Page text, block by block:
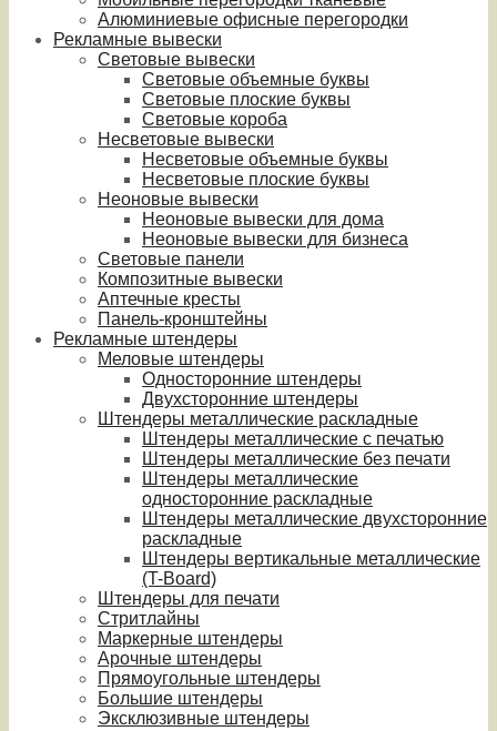
Алюминиевые офисные перегородки
Рекламные вывески
Световые вывески
Световые объемные буквы
Световые плоские буквы
Световые короба
Несветовые вывески
Несветовые объемные буквы
Несветовые плоские буквы
Неоновые вывески
Неоновые вывески для дома
Неоновые вывески для бизнеса
Световые панели
Композитные вывески
Аптечные кресты
Панель-кронштейны
Рекламные штендеры
Меловые штендеры
Односторонние штендеры
Двухсторонние штендеры
Штендеры металлические раскладные
Штендеры металлические с печатью
Штендеры металлические без печати
Штендеры металлические
односторонние раскладные
Штендеры металлические двухсторонние
раскладные
Штендеры вертикальные металлические
(T-Board)
Штендеры для печати
Стритлайны
Маркерные штендеры
Арочные штендеры
Прямоугольные штендеры
Большие штендеры
Эксклюзивные штендеры